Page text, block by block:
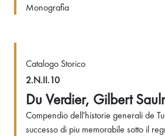
Monografia
Catalogo Storico
2.N.II.10
Du Verdier, Gilbert
Compendio dell'historie generali de
successo di piu memorabile sotto il